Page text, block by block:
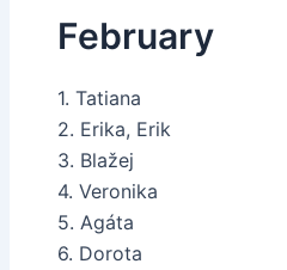
February
1. Tatiana
2. Erika, Erik
3. Blažej
4. Veronika
5. Agáta
6. Dorota